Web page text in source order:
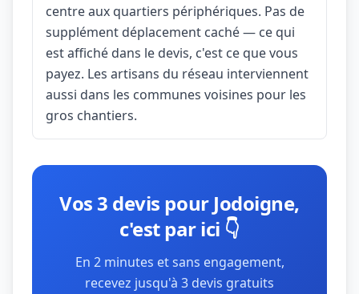
centre aux quartiers périphériques. Pas de
supplément déplacement caché — ce qui
est affiché dans le devis, c'est ce que vous
payez. Les artisans du réseau interviennent
aussi dans les communes voisines pour les
gros chantiers.
Vos 3 devis pour Jodoigne,
c'est par ici 👇
En 2 minutes et sans engagement,
recevez jusqu'à 3 devis gratuits